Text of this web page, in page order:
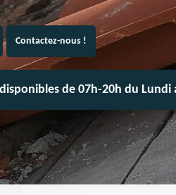
Contactez-nous !
de 07h-20h du Lundi